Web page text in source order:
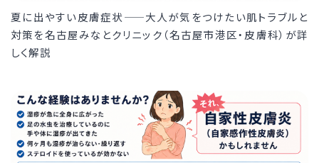
夏に出やすい皮膚症状——大人が気をつけたい肌トラブルと
対策を名古屋みなとクリニック（名古屋市港区・皮膚科）が詳
しく解説